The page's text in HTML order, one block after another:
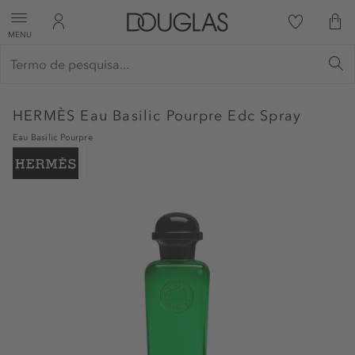
MENU
HERMÈS Eau Basilic Pourpre Edc Spray
Eau Basilic Pourpre